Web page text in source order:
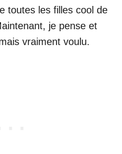
toutes les filles cool de
je pense et
vraiment voulu.